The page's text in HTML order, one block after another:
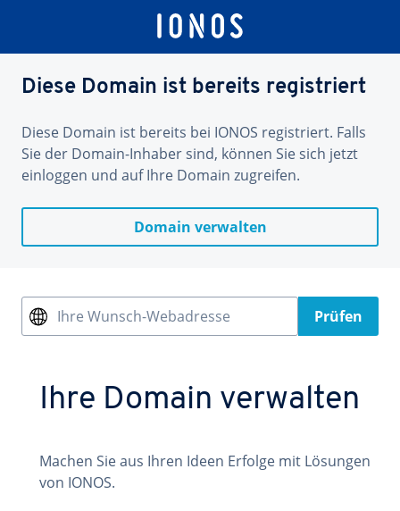
Diese Domain ist bereits registriert
Diese Domain ist bereits bei IONOS registriert. Falls
Sie der Domain-Inhaber sind, können Sie sich jetzt
einloggen und auf Ihre Domain zugreifen.
Domain verwalten
Ihre Wunsch-Webadresse Prüfen
Ihre Domain verwalten
Machen Sie aus Ihren Ideen Erfolge mit Lösungen
von IONOS.